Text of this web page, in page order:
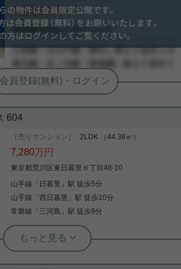
で飼育可能 キッチン・洗面・浴室・トイレ・建具な
ど交換 周辺環境も良く買い物等至便なエリアです。
是非ご覧下さい。
会員限定
-
604
［売りマンション］ 2LDK （44.38㎡）
7,280万円
東京都荒川区東日暮里６丁目48-10
山手線 「 日暮里 」駅 徒歩5分
山手線 「西日暮里 」駅 徒歩10分
常磐線 「 三河島 」駅 徒歩9分
木店 今井隼斗
☆室内リフォーム済み☆【日暮里駅徒